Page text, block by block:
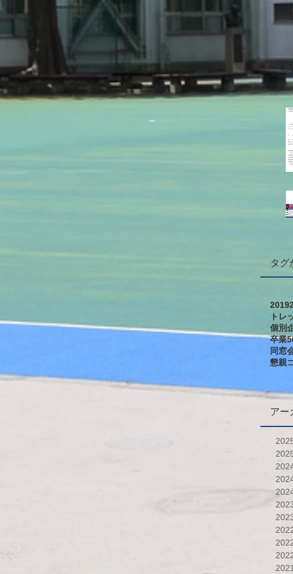
タグ
2019
トレ
個別
卒業
同窓
懇親
アー